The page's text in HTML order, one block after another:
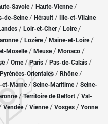
Savoie/ Haute-Vienne/
de-Seine/ Hérault / Ille-et-Vilaine
/ Loir-et-Cher/ Loire/
/ Lozère / Maine-et-Loire/
Moselle/ Meuse/ Monaco /
/ Orne/Paris / Pas-de-Calais /
Pyrénées-Orientales / Rhône/
et-Marne/ Seine-Maritime/ Seine-
/Territoire de Belfort / Val-
Vendée/ Vienne/ Vosges / Yonne